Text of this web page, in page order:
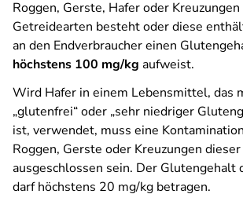
Roggen, Gerste, Hafer oder
Getreidearten besteht oder diese
an den Endverbraucher einen
höchstens 100 mg/kg aufweist.
Wird Hafer in einem Lebensmittel, das
„glutenfrei“ oder „sehr niedriger
ist, verwendet, muss eine
Roggen, Gerste oder Kreuzungen
ausgeschlossen sein. Der Glutengehalt
darf höchstens 20 mg/kg betragen.